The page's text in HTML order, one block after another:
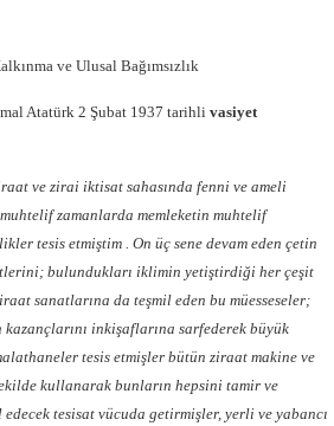
ve Ulusal Bağımsızlık
2 Şubat 1937 tarihlivasiyet
ve zirai iktisat sahasında fenni ve ameli
zamanlarda memleketin muhtelif
tesis etmiştim . On üç sene devam eden çetin
bulundukları iklimin yetiştirdiği her çeşit
sanatlarına da teşmil eden bu müesseseler;
inkişaflarına sarfederek büyük
tesis etmişler bütün ziraat makine ve
kullanarak bunların hepsini tamir ve
tesisat vücuda getirmişler, yerli ve yabancı